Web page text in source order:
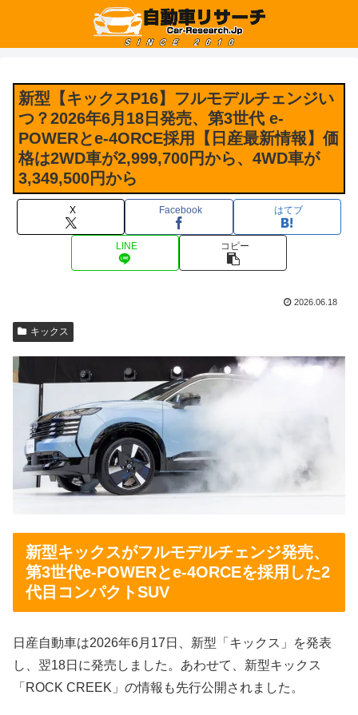
新型【キックスP16】フルモデルチェンジい
つ？2026年6月18日発売、第3世代 e-
POWERとe-4ORCE採用【日産最新情報】価
格は2WD車が2,999,700円から、4WD車が
3,349,500円から
X Facebook はてブ
LINE コピー
2026.06.18
キックス
新型キックスがフルモデルチェンジ発売、
第3世代e-POWERとe-4ORCEを採用した2
代目コンパクトSUV
日産自動車は2026年6月17日、新型「キックス」を発表
し、翌18日に発売しました。あわせて、新型キックス
「ROCK CREEK」の情報も先行公開されました。